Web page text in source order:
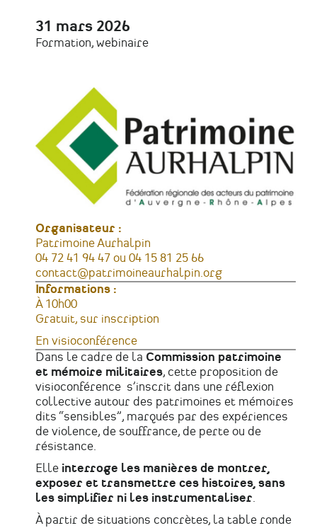
Date
31 mars 2026
Formation, webinaire
Organisateur :
Patrimoine Aurhalpin
Téléphone
04 72 41 94 47 ou 04 15 81 25 66
Courriel
contact@patrimoineaurhalpin.org
Informations :
Horaires
À 10h00
Tarifs
Gratuit, sur inscription
Lieu
En visioconférence
Dans le cadre de la Commission patrimoine
et mémoire militaires, cette proposition de
visioconférence s’inscrit dans une réflexion
collective autour des patrimoines et mémoires
dits “sensibles”, marqués par des expériences
de violence, de souffrance, de perte ou de
résistance.
Elle interroge les manières de montrer,
exposer et transmettre ces histoires, sans
les simplifier ni les instrumentaliser.
À partir de situations concrètes, la table ronde